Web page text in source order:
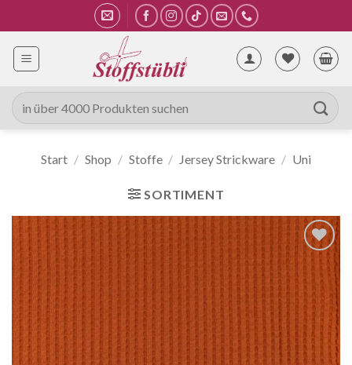
Inhalt
springen
Suche
nach:
Start / Shop / Stoffe / Jersey Strickware / Uni
SORTIMENT
Wunschliste